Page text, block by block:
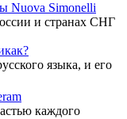
Nuova Simonelli
и странах СНГ
языка, и его
каждого